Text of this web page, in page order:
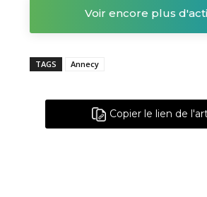
Voir encore plus
TAGS Annecy
Copier le lien de